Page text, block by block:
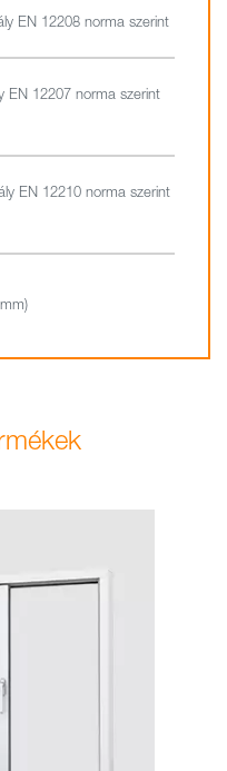
EN 12208 norma szerint
EN 12207 norma szerint
EN 12210 norma szerint